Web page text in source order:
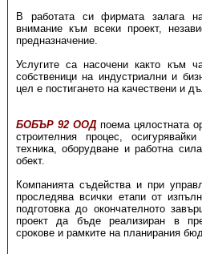
В работата си фирмата залага
внимание към всеки проект,
предназначение.
Услугите са насочени както към
собственици на индустриални и
цел е постигането на качествени и
БОБЪР 92 ООДпоема цялостната
строителния процес,
техника, оборудване и работна
обект.
Компанията съдейства и при
проследява всички етапи от
подготовка до окончателното
проект да бъде реализиран в
срокове и рамките на планирания